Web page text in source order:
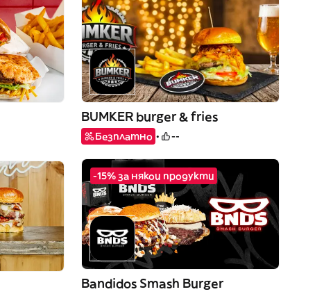
BUMKER burger & fries
Безплатно --
-15% за някои продукти
Bandidos Smash Burger